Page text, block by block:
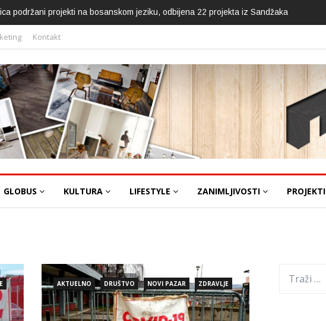
podržani projekti na bosanskom jeziku, odbijena 22 projekta iz Sandžaka
Kontakt
GLOBUS KULTURA LIFESTYLE ZANIMLJIVOSTI PROJEKTI
AKTUELNO DRUŠTVO NOVI PAZAR ZDRAVLJE